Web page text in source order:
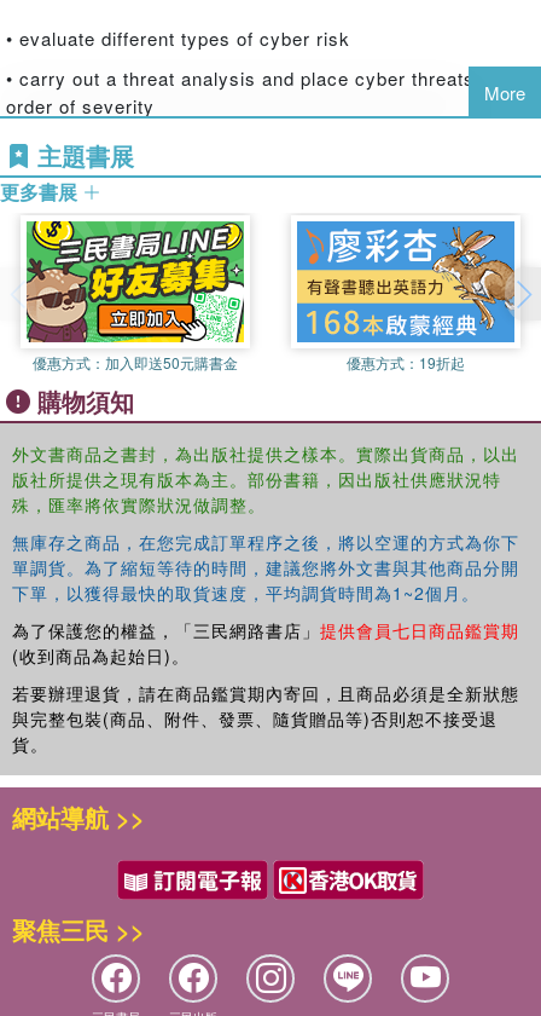
• evaluate different types of cyber risk
• carry out a threat analysis and place cyber threats in
order of severity
• formulate appropriate cyber security management policy
• establish an organization-specific intelligence framework
• devise and implement a cyber security awareness
programme
• integrate cyber security within an organization's
operating system
Learning objectives, chapter summaries and further
reading in each chapter provide structure and routes to
further in-depth research. Firm theoretical grounding is
coupled with short problem-based case studies reflecting
a range of organizations and perspectives, illustrating how
the theory translates to practice, with each case study
followed by a set of questions to encourage understanding
and analysis. Non-technical and comprehensive, this
textbook shows final year undergraduate students and
postgraduate students of Cyber Security Management, as
approach to the management of cyber security. Online
resources include PowerPoint slides, an instructor's
manual and a test bank of questions.
More
主題書展
更多書展
優惠方式： 加入即送50元購書金 優惠方式： 19折起
購物須知
外文書商品之書封，為出版社提供之樣本。實際出貨商品，以出
版社所提供之現有版本為主。部份書籍，因出版社供應狀況特
殊，匯率將依實際狀況做調整。
無庫存之商品，在您完成訂單程序之後，將以空運的方式為你下
單調貨。為了縮短等待的時間，建議您將外文書與其他商品分開
下單，以獲得最快的取貨速度，平均調貨時間為1~2個月。
為了保護您的權益，「三民網路書店」 提供會員七日商品鑑賞期
(收到商品為起始日)。
若要辦理退貨，請在商品鑑賞期內寄回，且商品必須是全新狀態
與完整包裝(商品、附件、發票、隨貨贈品等)否則恕不接受退
貨。
網站導航 >>
聚焦三民 >>